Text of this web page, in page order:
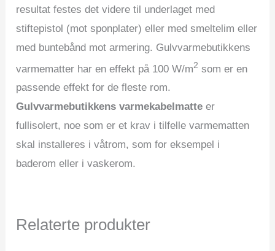
resultat festes det videre til underlaget med
stiftepistol (mot sponplater) eller med smeltelim eller
med buntebånd mot armering. Gulvvarmebutikkens
varmematter har en effekt på 100 W/m2 som er en
passende effekt for de fleste rom.
Gulvvarmebutikkens varmekabelmatte er
fullisolert, noe som er et krav i tilfelle varmematten
skal installeres i våtrom, som for eksempel i
baderom eller i vaskerom.
Relaterte produkter